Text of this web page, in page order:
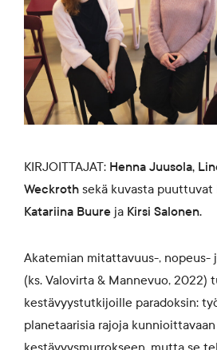
KIRJOITTAJAT: Henna Juusola,
Weckroth sekä kuvasta puuttuvat
Katariina Buure ja Kirsi Salonen.
Akatemian mitattavuus-,
(ks. Valovirta & Mannevuo, 2022)
kestävyystutkijoille paradoksin:
planetaarisia rajoja kunnioittavaan